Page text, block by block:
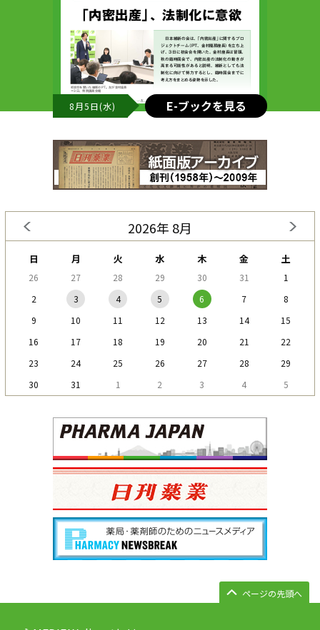
8月5日(水) E-ブックを見る
2026年 8月
日 月 火 水 木 金 土
26 27 28 29 30 31
1
2
3 4 5 6 7
8
9
10 11 12 13 14
15
16
17 18 19 20 21
22
23
24 25 26 27 28
29
30
31 1 2 3 4 5
ページの先頭へ